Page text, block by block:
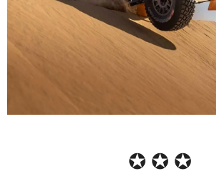
✪ ✪ ✪